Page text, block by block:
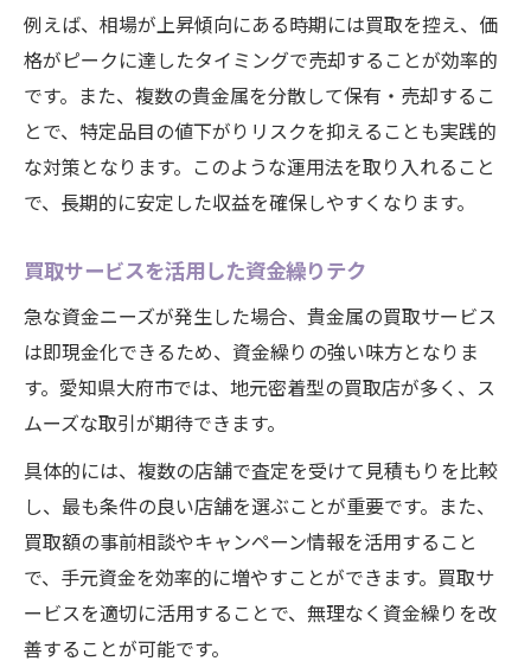
例えば、相場が上昇傾向にある時期には買取を控え、価
格がピークに達したタイミングで売却することが効率的
です。また、複数の貴金属を分散して保有・売却するこ
とで、特定品目の値下がりリスクを抑えることも実践的
な対策となります。このような運用法を取り入れること
で、長期的に安定した収益を確保しやすくなります。
買取サービスを活用した資金繰りテク
急な資金ニーズが発生した場合、貴金属の買取サービス
は即現金化できるため、資金繰りの強い味方となりま
す。愛知県大府市では、地元密着型の買取店が多く、ス
ムーズな取引が期待できます。
具体的には、複数の店舗で査定を受けて見積もりを比較
し、最も条件の良い店舗を選ぶことが重要です。また、
買取額の事前相談やキャンペーン情報を活用すること
で、手元資金を効率的に増やすことができます。買取サ
ービスを適切に活用することで、無理なく資金繰りを改
善することが可能です。